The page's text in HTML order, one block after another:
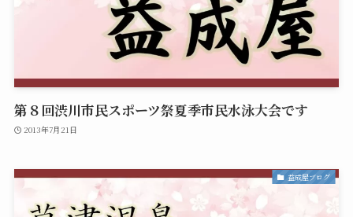
第８回渋川市民スポーツ祭夏季市民水泳大会です
2013年7月21日
益成屋ブログ